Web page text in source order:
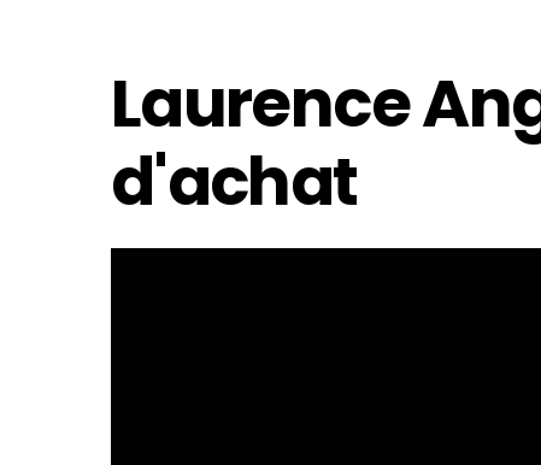
Laurence
d'achat